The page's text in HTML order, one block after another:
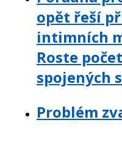
opět řeší
intimních
Roste
spojených
Problém